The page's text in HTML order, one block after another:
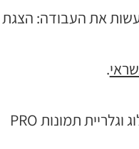
את העבודה: הצגת
.
ניתן להוסיף לתבנית ללא עלות נוספת בלוג וגלריית תמונות PRO